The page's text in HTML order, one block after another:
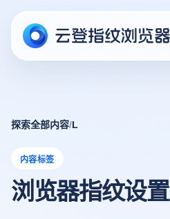
探索全部内容/L
内容标签
浏览器指纹设置